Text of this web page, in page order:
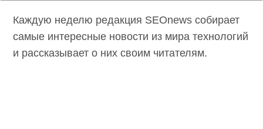
Каждую неделю редакция SEOnews собирает
самые интересные новости из мира
технологий и рассказывает о них своим